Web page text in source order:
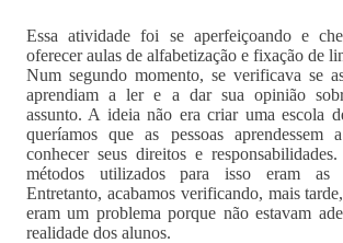
Essa atividade foi se aperfeiçoando e
oferecer aulas de alfabetização e fixação de
Num segundo momento, se verificava se
aprendiam a ler e a dar sua opinião
assunto. A ideia não era criar uma escola
queríamos que as pessoas aprendessem
conhecer seus direitos e
métodos utilizados para isso eram as
Entretanto, acabamos verificando, mais
eram um problema porque não estavam
realidade dos alunos.